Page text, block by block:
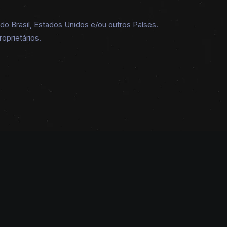
Brasil, Estados Unidos e/ou outros Países.